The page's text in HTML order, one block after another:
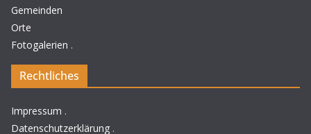
Gemeinden
Orte
Fotogalerien .
Rechtliches
Impressum .
Datenschutzerklärung .